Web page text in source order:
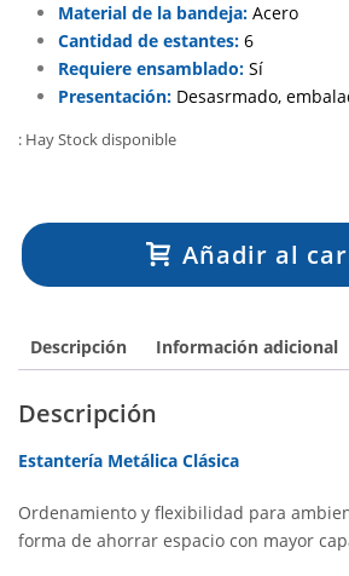
Material de la bandeja:Acero
Cantidad de estantes:6
Requiere ensamblado:Sí
Presentación:Desasrmado,
: Hay Stock disponible
Añadir al
Descripción Información adicional
Descripción
Estantería Metálica Clásica
Ordenamiento y flexibilidad para
forma de ahorrar espacio con mayor